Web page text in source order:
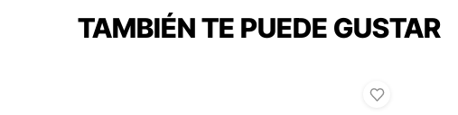
TAMBIÉN TE PUEDE GUSTAR